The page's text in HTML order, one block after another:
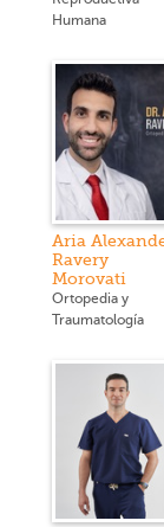
Humana
Aria
Ravery
Morovati
Ortopedia y
Traumatología